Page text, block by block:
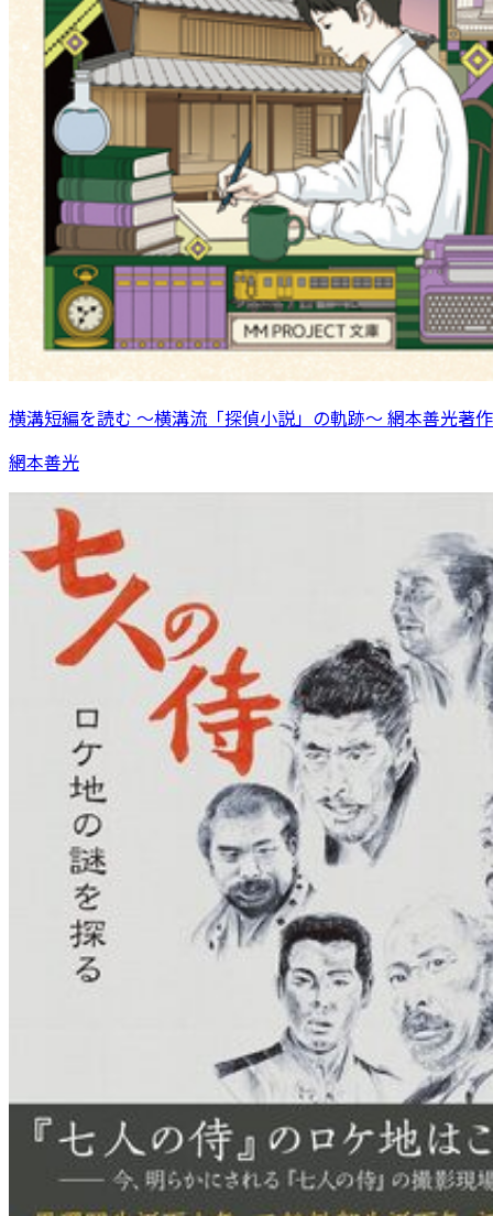
横溝短編を読む 〜横溝流「探偵小説」の軌跡〜 網本善光著
網本善光